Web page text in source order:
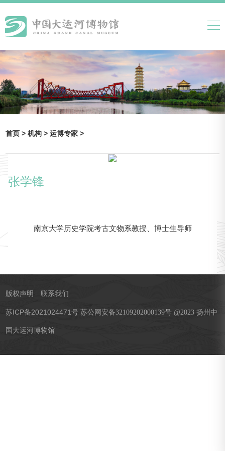
首页 >机构 >运博专家 >
张学锋
南京大学历史学院考古文物系教授、博士生导师
版权声明 联系我们
苏ICP备2021024471号 苏公网安备32109202000139号 @2023 扬州中
国大运河博物馆